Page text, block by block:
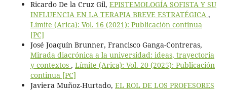
Ricardo De la Cruz Gil, EPISTEMOLOGÍA SOFISTA Y SU
INFLUENCIA EN LA TERAPIA BREVE ESTRATÉGICA ,
Límite (Arica): Vol. 16 (2021): Publicación continua
[PC]
José Joaquín Brunner, Francisco Ganga-Contreras,
Mirada diacrónica a la universidad: ideas, trayectoria
y contextos , Límite (Arica): Vol. 20 (2025): Publicación
continua [PC]
Javiera Muñoz-Hurtado, EL ROL DE LOS PROFESORES